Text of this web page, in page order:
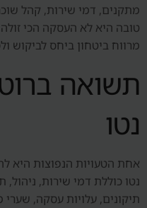
מתקנים, דמי שירות, קהל
טובה היא לא העסקה הכי
מרווח ביטחון ביחס לביקוש
תשואה
נטו
אחת הטעויות הנפוצות היא
נטו כוללת דמי שירות,
תיקונים, עלויות עסקה,